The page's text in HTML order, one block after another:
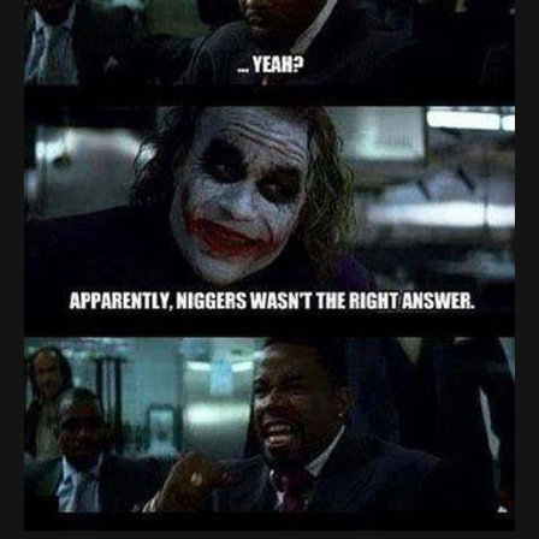
Reklamer
Rusland
Skjult Kamera & Pranks
Syge Skills
TV & Film
Bedst bedømte
Flest visninger
Mest delte
Mest omtalte
Billeder
Nyeste billeder
Biler & Motor